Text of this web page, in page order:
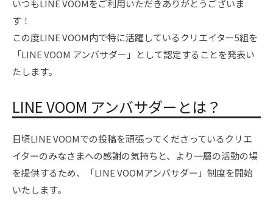
いつもLINE VOOMをご利用いただきありがとうございま
す！
この度LINE VOOM内で特に活躍しているクリエイター5組を
「LINE VOOM アンバサダー」として認定することを発表い
たします。
LINE VOOM アンバサダーとは？
日頃LINE VOOMでの投稿を頑張ってくださっているクリエ
イターのみなさまへの感謝の気持ちと、より一層の活動の場
を提供するため、「LINE VOOMアンバサダー」制度を開始
いたします。